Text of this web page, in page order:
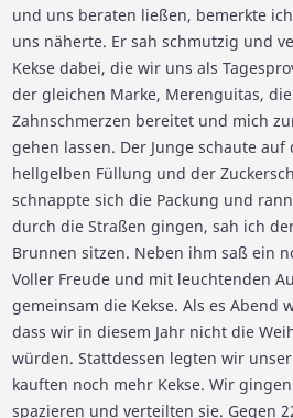
und uns beraten ließen, bemerkte
uns näherte. Er sah schmutzig und
Kekse dabei, die wir uns als
der gleichen Marke, Merenguitas,
Zahnschmerzen bereitet und mich
gehen lassen. Der Junge schaute auf
hellgelben Füllung und der
schnappte sich die Packung und
durch die Straßen gingen, sah ich
Brunnen sitzen. Neben ihm saß ein
Voller Freude und mit leuchtenden
gemeinsam die Kekse. Als es Abend
dass wir in diesem Jahr nicht die
würden. Stattdessen legten wir
kauften noch mehr Kekse. Wir
spazieren und verteilten sie. Gegen